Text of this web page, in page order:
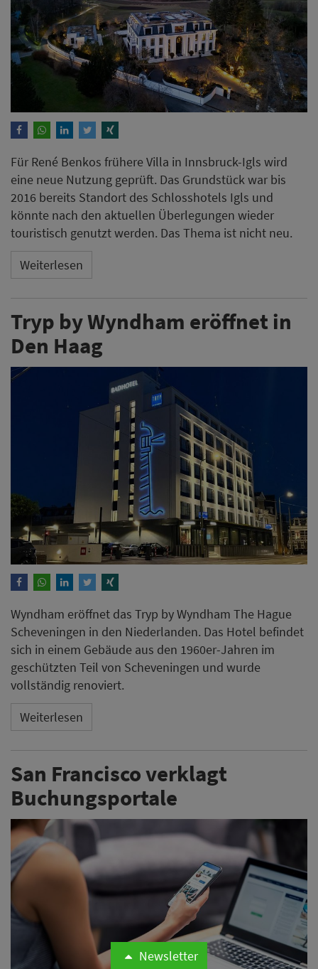
Für René Benkos frühere Villa in Innsbruck-Igls wird
eine neue Nutzung geprüft. Das Grundstück war bis
2016 bereits Standort des Schlosshotels Igls und
könnte nach den aktuellen Überlegungen wieder
touristisch genutzt werden. Das Thema ist nicht neu.
Weiterlesen
Tryp by Wyndham eröffnet in
Den Haag
Wyndham eröffnet das Tryp by Wyndham The Hague
Scheveningen in den Niederlanden. Das Hotel befindet
sich in einem Gebäude aus den 1960er-Jahren im
geschützten Teil von Scheveningen und wurde
vollständig renoviert.
Weiterlesen
San Francisco verklagt
Buchungsportale
Newsletter